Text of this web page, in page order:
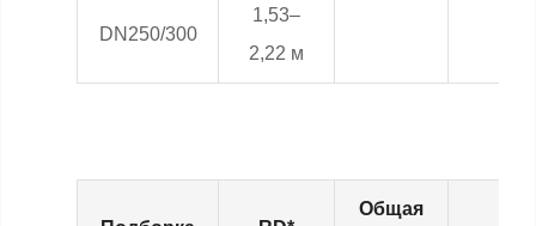
DN250/300
1,53–
2,22 м
Общая